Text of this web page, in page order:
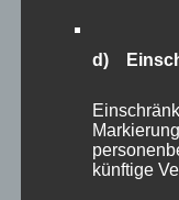
d)
künftige